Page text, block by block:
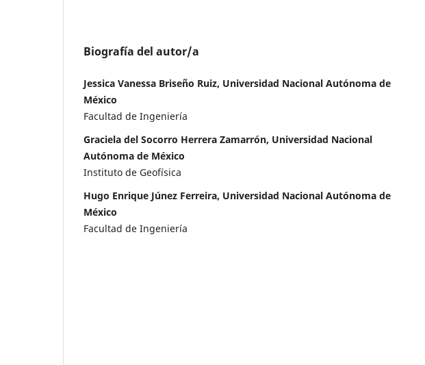
Biografía del autor/a
Jessica Vanessa Briseño Ruiz, Universidad Nacional Autónoma de
México
Facultad de Ingeniería
Graciela del Socorro Herrera Zamarrón, Universidad Nacional
Autónoma de México
Instituto de Geofísica
Hugo Enrique Júnez Ferreira, Universidad Nacional Autónoma de
México
Facultad de Ingeniería